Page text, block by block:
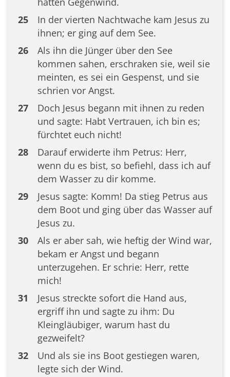
25
In der vierten Nachtwache kam Jesus zu
ihnen; er ging auf dem See.
26
Als ihn die Jünger über den See
kommen sahen, erschraken sie, weil sie
meinten, es sei ein Gespenst, und sie
schrien vor Angst.
27
Doch Jesus begann mit ihnen zu reden
und sagte: Habt Vertrauen, ich bin es;
fürchtet euch nicht!
28
Darauf erwiderte ihm Petrus: Herr,
wenn du es bist, so befiehl, dass ich auf
dem Wasser zu dir komme.
29
Jesus sagte: Komm! Da stieg Petrus aus
dem Boot und ging über das Wasser auf
Jesus zu.
30
Als er aber sah, wie heftig der Wind war,
bekam er Angst und begann
unterzugehen. Er schrie: Herr, rette
mich!
31
Jesus streckte sofort die Hand aus,
ergriff ihn und sagte zu ihm: Du
Kleingläubiger, warum hast du
gezweifelt?
32
Und als sie ins Boot gestiegen waren,
legte sich der Wind.